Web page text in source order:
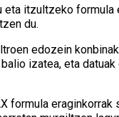
itzultzeko formula
du.
edozein
izatea, eta
formula